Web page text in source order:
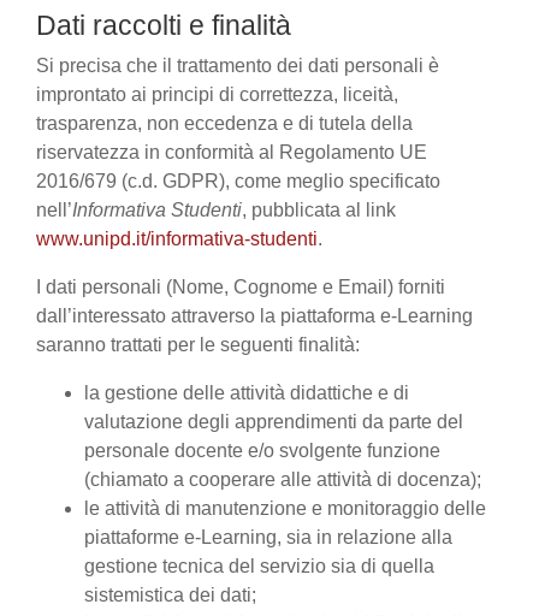
Dati raccolti e finalità
Si precisa che il trattamento dei dati personali è
improntato ai principi di correttezza, liceità,
trasparenza, non eccedenza e di tutela della
riservatezza in conformità al Regolamento UE
2016/679 (c.d. GDPR), come meglio specificato
nell’Informativa Studenti, pubblicata al link
www.unipd.it/informativa-studenti.
I dati personali (Nome, Cognome e Email) forniti
dall’interessato attraverso la piattaforma e-Learning
saranno trattati per le seguenti finalità:
la gestione delle attività didattiche e di
valutazione degli apprendimenti da parte del
personale docente e/o svolgente funzione
(chiamato a cooperare alle attività di docenza);
le attività di manutenzione e monitoraggio delle
piattaforme e-Learning, sia in relazione alla
gestione tecnica del servizio sia di quella
sistemistica dei dati;